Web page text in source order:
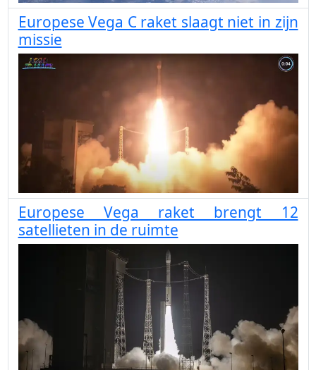
Europese Vega C raket slaagt niet in zijn
missie
Europese Vega raket brengt 12
satellieten in de ruimte